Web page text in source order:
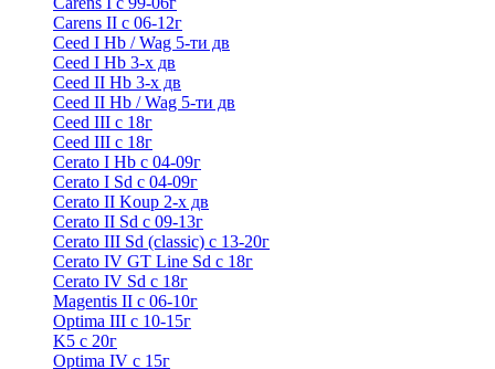
Carens II c 06-12г
Ceed I Hb / Wag 5-ти дв
Ceed I Hb 3-х дв
Ceed II Hb 3-х дв
Ceed II Hb / Wag 5-ти дв
Ceed III с 18г
Ceed III с 18г
Cerato I Hb с 04-09г
Cerato I Sd с 04-09г
Cerato II Koup 2-х дв
Cerato II Sd c 09-13г
Cerato III Sd (classic) с 13-20г
Cerato IV GT Line Sd с 18г
Cerato IV Sd с 18г
Magentis II с 06-10г
Optima III с 10-15г
K5 с 20г
Optima IV с 15г